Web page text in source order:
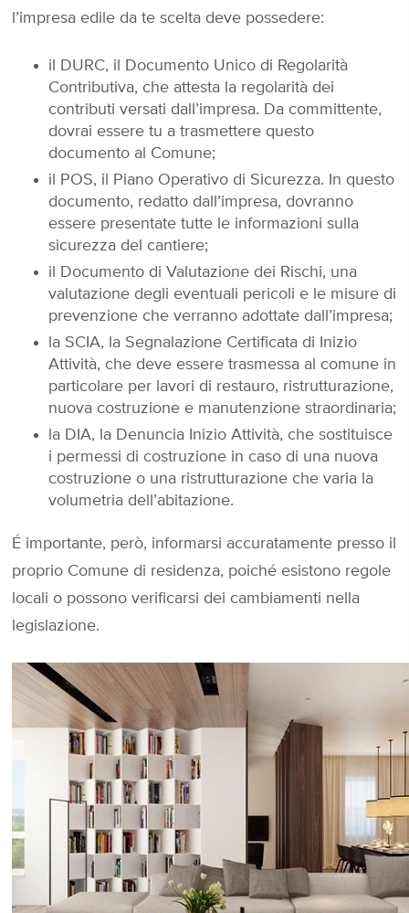
l’impresa edile da te scelta deve possedere:
il DURC, il Documento Unico di Regolarità
Contributiva, che attesta la regolarità dei
contributi versati dall’impresa. Da committente,
dovrai essere tu a trasmettere questo
documento al Comune;
il POS, il Piano Operativo di Sicurezza. In questo
documento, redatto dall’impresa, dovranno
essere presentate tutte le informazioni sulla
sicurezza del cantiere;
il Documento di Valutazione dei Rischi, una
valutazione degli eventuali pericoli e le misure di
prevenzione che verranno adottate dall’impresa;
la SCIA, la Segnalazione Certificata di Inizio
Attività, che deve essere trasmessa al comune in
particolare per lavori di restauro, ristrutturazione,
nuova costruzione e manutenzione straordinaria;
la DIA, la Denuncia Inizio Attività, che sostituisce
i permessi di costruzione in caso di una nuova
costruzione o una ristrutturazione che varia la
volumetria dell’abitazione.
É importante, però, informarsi accuratamente presso il
proprio Comune di residenza, poiché esistono regole
locali o possono verificarsi dei cambiamenti nella
legislazione.